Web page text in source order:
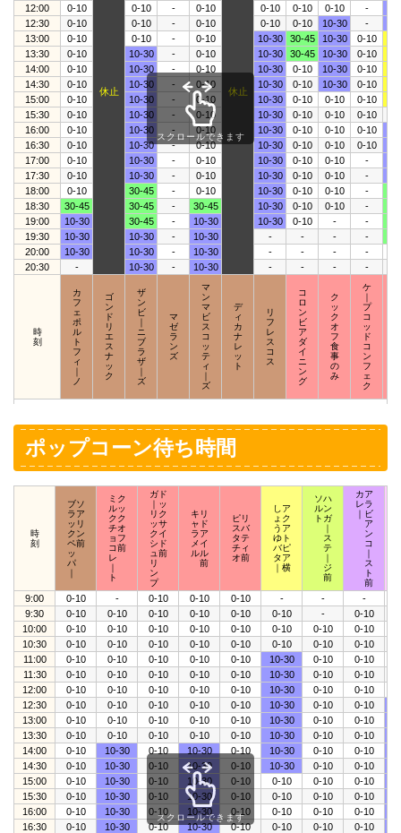
休止 休止
12:00
0-10 0-10 - 0-10 0-10 0-10 0-10 -
12:30
0-10 0-10 - 0-10 0-10 0-10 10-30 -
13:00
0-10 0-10 - 0-10 10-30 30-45 10-30 0-10
13:30
0-10 10-30 - 0-10 10-30 30-45 10-30 0-10
14:00
0-10 10-30 - 0-10 10-30 0-10 10-30 0-10
14:30
0-10 10-30 - 0-10 10-30 0-10 10-30 0-10
15:00
0-10 10-30 - 0-10 10-30 0-10 0-10 0-10
15:30
0-10 10-30 - 0-10 10-30 0-10 0-10 0-10
16:00
0-10 10-30 - 0-10 10-30 0-10 0-10 0-10
16:30
0-10 10-30 - 0-10 10-30 0-10 0-10 0-10
17:00
0-10 10-30 - 0-10 10-30 0-10 0-10 -
17:30
0-10 10-30 - 0-10 10-30 0-10 0-10 -
18:00
0-10 30-45 - 0-10 10-30 0-10 0-10 -
18:30
30-45 30-45 - 30-45 10-30 0-10 0-10 -
19:00
10-30 30-45 - 10-30 10-30 0-10 - -
19:30
10-30 10-30 - 10-30 - - - -
20:00
10-30 10-30 - 10-30 - - - -
20:30
- 10-30 - 10-30 - - - -
時
刻
カ
フ
ェ
ポ
ル
ト
フ
ィ
ノ
ゴ
ン
ド
リ
エ
ス
ナ
ッ
ク
ザ
ン
ビ
ニ
ブ
ラ
ザ
ズ
マ
ゼ
ラ
ン
ズ
マ
ン
マ
ビ
ス
コ
ッ
テ
ィ
ズ
デ
ィ
カ
ナ
レ
ッ
ト
リ
フ
レ
ス
コ
ス
コ
ロ
ン
ビ
ア
ダ
イ
ニ
ン
グ
ク
ッ
ク
オ
フ
食
事
の
み
ケ
プ
コ
ッ
ド
コ
ン
フ
ェ
ク
スクロールできます
ポップコーン待ち時間
時
刻
ブソ
ラア
ッリ
クン
ペ前
ッ
パ
｜
ミク
ルッ
クク
チオ
ョフ
コ前
レ
｜
ト
ガド
｜ッ
リク
ッサ
クイ
シド
ュ前
リ
ン
プ
キリ
ャド
ラア
メイ
ルル
前
ピリ
スバ
タテ
チィ
オ前
しア
ょク
うア
ゆト
バピ
タア
｜横
ソハ
ルン
トガ
｜
ス
テ
｜
ジ
前
カア
レラ
｜ビ
ア
ン
コ
｜
ス
ト
前
9:00 0-10 - 0-10 0-10 0-10 - - -
9:30
0-10 0-10 0-10 0-10 0-10 0-10 - 0-10
10:00
0-10 0-10 0-10 0-10 0-10 0-10 0-10 0-10
10:30
0-10 0-10 0-10 0-10 0-10 0-10 0-10 0-10
11:00
0-10 0-10 0-10 0-10 0-10 10-30 0-10 0-10
11:30
0-10 0-10 0-10 0-10 0-10 10-30 0-10 0-10
12:00
0-10 0-10 0-10 0-10 0-10 10-30 0-10 0-10
12:30
0-10 0-10 0-10 0-10 0-10 10-30 0-10 0-10
13:00
0-10 0-10 0-10 0-10 0-10 10-30 0-10 0-10
13:30
0-10 0-10 0-10 0-10 0-10 10-30 0-10 0-10
14:00
0-10 10-30 0-10 10-30 0-10 10-30 0-10 0-10
14:30
0-10 10-30 0-10 10-30 0-10 10-30 0-10 0-10
15:00
0-10 10-30 0-10 10-30 0-10 0-10 0-10 0-10
15:30
0-10 10-30 0-10 10-30 0-10 0-10 0-10 0-10
16:00
0-10 10-30 0-10 10-30 0-10 0-10 0-10 0-10
16:30
0-10 10-30 0-10 10-30 0-10 0-10 0-10 0-10
スクロールできます